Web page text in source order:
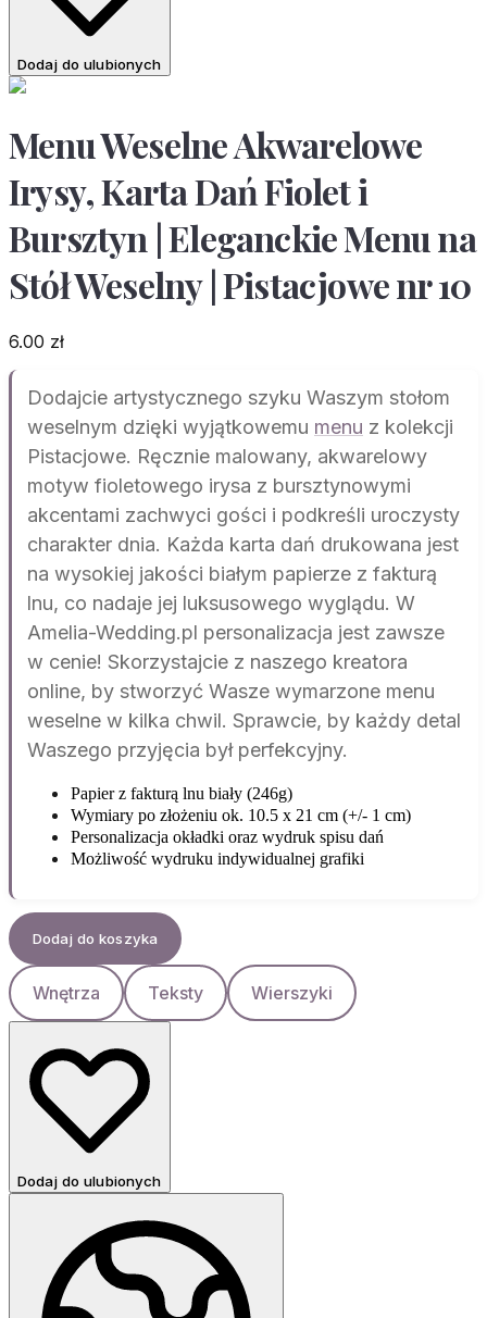
Dodaj do ulubionych
Menu Weselne Akwarelowe
Irysy, Karta Dań Fiolet i
Bursztyn | Eleganckie Menu na
Stół Weselny | Pistacjowe nr 10
6.00 zł
Dodajcie artystycznego szyku Waszym stołom
weselnym dzięki wyjątkowemu menu z kolekcji
Pistacjowe. Ręcznie malowany, akwarelowy
motyw fioletowego irysa z bursztynowymi
akcentami zachwyci gości i podkreśli uroczysty
charakter dnia. Każda karta dań drukowana jest
na wysokiej jakości białym papierze z fakturą
lnu, co nadaje jej luksusowego wyglądu. W
Amelia-Wedding.pl personalizacja jest zawsze
w cenie! Skorzystajcie z naszego kreatora
online, by stworzyć Wasze wymarzone menu
weselne w kilka chwil. Sprawcie, by każdy detal
Waszego przyjęcia był perfekcyjny.
Papier z fakturą lnu biały (246g)
Wymiary po złożeniu ok. 10.5 x 21 cm (+/- 1 cm)
Personalizacja okładki oraz wydruk spisu dań
Możliwość wydruku indywidualnej grafiki
Dodaj do koszyka
Wnętrza Teksty Wierszyki
Dodaj do ulubionych